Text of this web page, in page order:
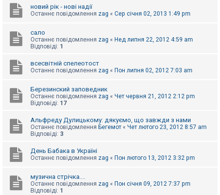
е
к
и
П
ш
к
новий рік - нові надії
Останнє повідомлення zag « Сер січня 02, 2013 1:49 pm
сало
Останнє повідомлення zag « Нед липня 22, 2012 4:59 am
Відповіді: 1
всесвітній спелеотост
Останнє повідомлення zag « Пон липня 02, 2012 7:03 am
Березинский заповедник
Останнє повідомлення zag « Чет червня 21, 2012 2:12 pm
Відповіді: 17
Альфреду Дулицькому: дякуємо, що завжди з нами
Останнє повідомлення Бегемот « Чет лютого 23, 2012 8:57 am
Відповіді: 3
День Бабака в Україні
Останнє повідомлення zag « Пон лютого 13, 2012 3:32 pm
музична стрічка....
Останнє повідомлення zag « Пон січня 09, 2012 7:37 pm
Відповіді: 1